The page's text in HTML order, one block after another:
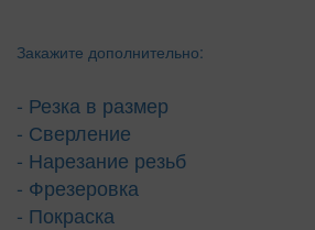
Закажите дополнительно:
- Резка в размер
- Сверление
- Нарезание резьб
- Фрезеровка
- Покраска